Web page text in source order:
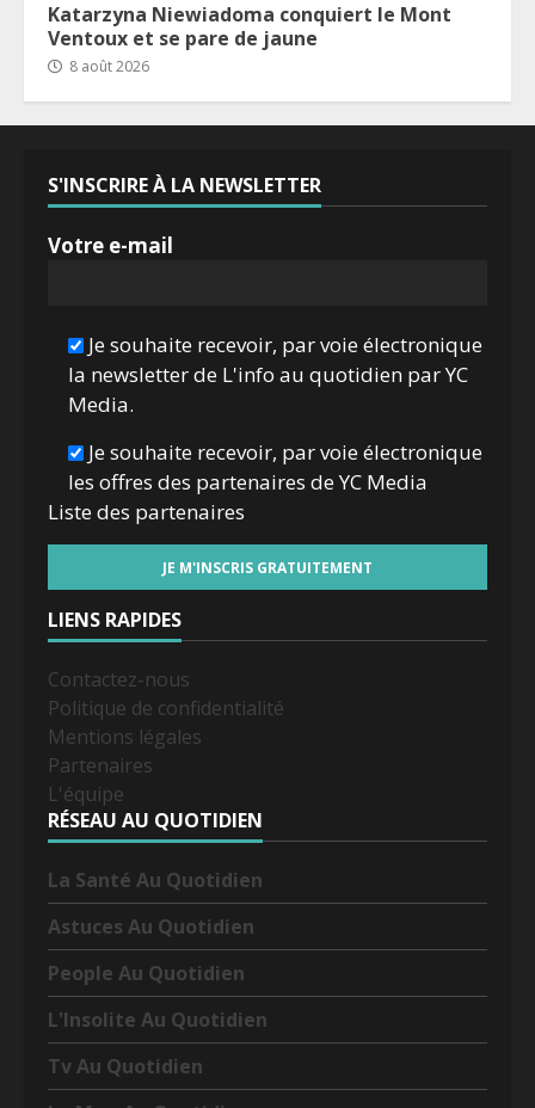
Katarzyna Niewiadoma conquiert le Mont
Ventoux et se pare de jaune
8 août 2026
S'INSCRIRE À LA NEWSLETTER
Votre e-mail
Je souhaite recevoir, par voie électronique
la newsletter de L'info au quotidien par YC
Media.
Je souhaite recevoir, par voie électronique
les offres des partenaires de YC Media
Liste des partenaires
LIENS RAPIDES
Contactez-nous
Politique de confidentialité
Mentions légales
Partenaires
L'équipe
RÉSEAU AU QUOTIDIEN
La Santé Au Quotidien
Astuces Au Quotidien
People Au Quotidien
L'Insolite Au Quotidien
Tv Au Quotidien